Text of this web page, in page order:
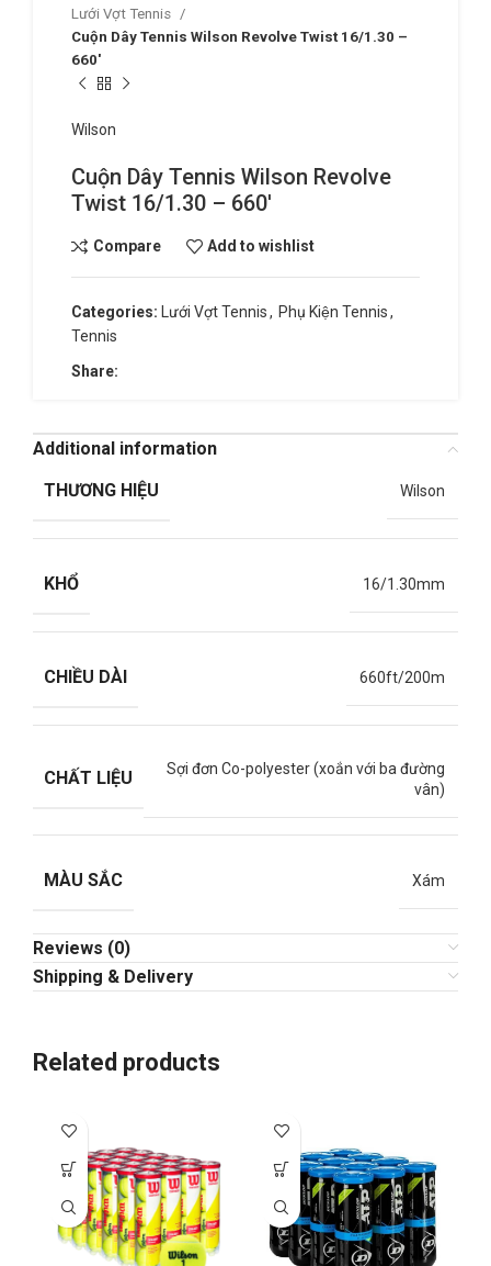
Lưới Vợt Tennis
Cuộn Dây Tennis Wilson Revolve Twist 16/1.30 –
660′
Wilson
Cuộn Dây Tennis Wilson Revolve
Twist 16/1.30 – 660′
Compare Add to wishlist
Categories: Lưới Vợt Tennis, Phụ Kiện Tennis,
Tennis
Share:
Additional information
THƯƠNG HIỆU
Wilson
KHỔ 16/1.30mm
CHIỀU DÀI 660ft/200m
CHẤT LIỆU
Sợi đơn Co-polyester (xoắn với ba đường
vân)
MÀU SẮC Xám
Reviews (0)
Shipping & Delivery
Related products